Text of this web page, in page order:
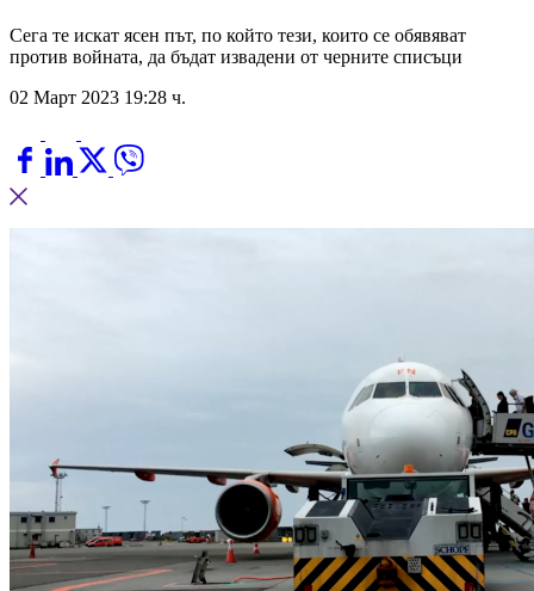
Сега те искат ясен път, по който тези, които се обявяват
против войната, да бъдат извадени от черните списъци
02 Март 2023 19:28 ч.